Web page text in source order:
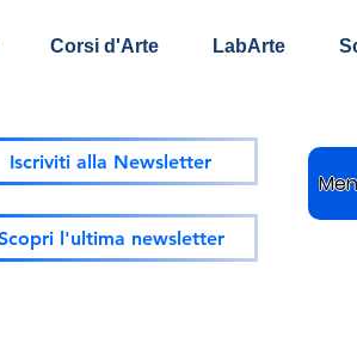
Corsi d'Arte LabArte
Iscriviti alla Newsletter
l'ultima newsletter